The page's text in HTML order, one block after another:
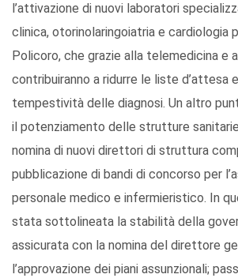
l’attivazione di nuovi laboratori
clinica, otorinolaringoiatria e cardiologia
Policoro, che grazie alla telemedicina e
contribuiranno a ridurre le liste d’attesa
tempestività delle diagnosi. Un altro
il potenziamento delle strutture
nomina di nuovi direttori di struttura
pubblicazione di bandi di concorso per
personale medico e infermieristico. In
stata sottolineata la stabilità della
assicurata con la nomina del direttore
l’approvazione dei piani assunzionali;